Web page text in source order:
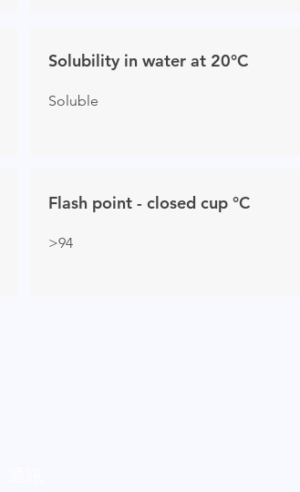
Solubility in water at 20°C
Soluble
Flash point - closed cup °C
>94